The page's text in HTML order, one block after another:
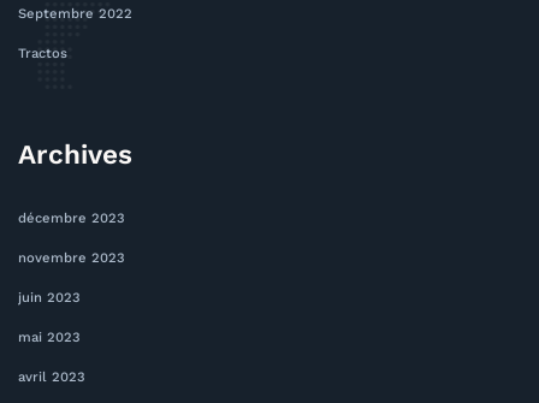
Septembre 2022
Tractos
Archives
décembre 2023
novembre 2023
juin 2023
mai 2023
avril 2023